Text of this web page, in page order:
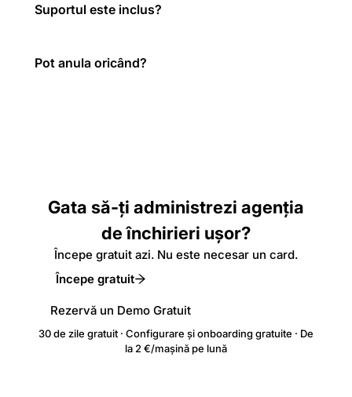
Suportul este inclus?
Pot anula oricând?
Gata să-ți administrezi agenția
de închirieri ușor?
Începe gratuit azi. Nu este necesar un card.
Începe gratuit
Rezervă un Demo Gratuit
30 de zile gratuit · Configurare și onboarding gratuite · De
la 2 €/mașină pe lună